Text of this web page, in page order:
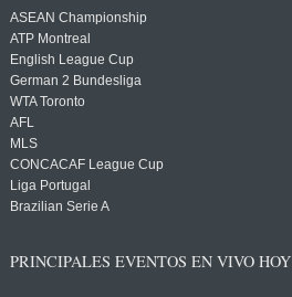
ASEAN Championship
ATP Montreal
English League Cup
German 2 Bundesliga
WTA Toronto
AFL
MLS
CONCACAF League Cup
Liga Portugal
Brazilian Serie A
PRINCIPALES EVENTOS EN VIVO HOY